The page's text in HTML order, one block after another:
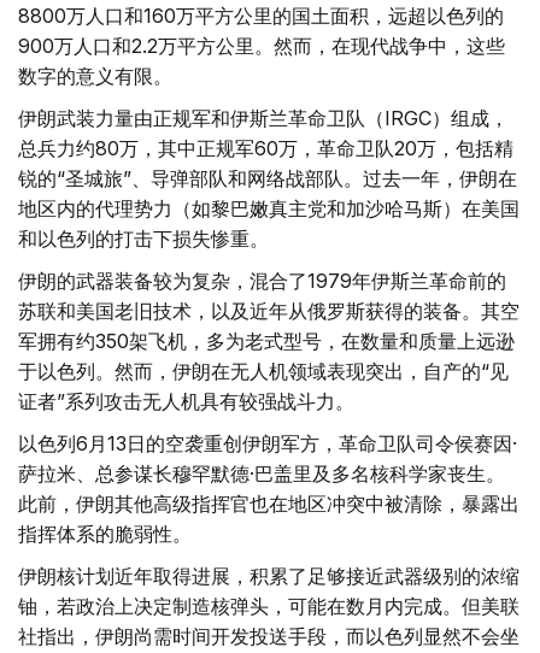
8800万人口和160万平方公里的国土面积，远超以色列的
900万人口和2.2万平方公里。然而，在现代战争中，这些
数字的意义有限。
伊朗武装力量由正规军和伊斯兰革命卫队（IRGC）组成，
总兵力约80万，其中正规军60万，革命卫队20万，包括精
锐的“圣城旅”、导弹部队和网络战部队。过去一年，伊朗在
地区内的代理势力（如黎巴嫩真主党和加沙哈马斯）在美国
和以色列的打击下损失惨重。
伊朗的武器装备较为复杂，混合了1979年伊斯兰革命前的
苏联和美国老旧技术，以及近年从俄罗斯获得的装备。其空
军拥有约350架飞机，多为老式型号，在数量和质量上远逊
于以色列。然而，伊朗在无人机领域表现突出，自产的“见
证者”系列攻击无人机具有较强战斗力。
以色列6月13日的空袭重创伊朗军方，革命卫队司令侯赛因·
萨拉米、总参谋长穆罕默德·巴盖里及多名核科学家丧生。
此前，伊朗其他高级指挥官也在地区冲突中被清除，暴露出
指挥体系的脆弱性。
伊朗核计划近年取得进展，积累了足够接近武器级别的浓缩
铀，若政治上决定制造核弹头，可能在数月内完成。但美联
社指出，伊朗尚需时间开发投送手段，而以色列显然不会坐